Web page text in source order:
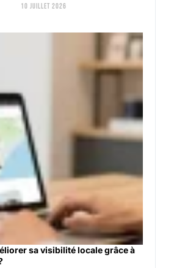
10 juillet 2026
sa visibilité locale grâce à